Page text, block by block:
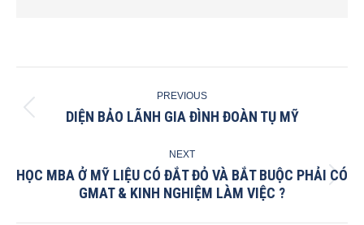
NAVIGATION
PREVIOUS
Previous
DIỆN BẢO LÃNH GIA ĐÌNH ĐOÀN TỤ MỸ
NEXT
Next
post:
HỌC MBA Ở MỸ LIỆU CÓ ĐẮT ĐỎ VÀ BẮT BUỘC PHẢI CÓ
GMAT & KINH NGHIỆM LÀM VIỆC ?